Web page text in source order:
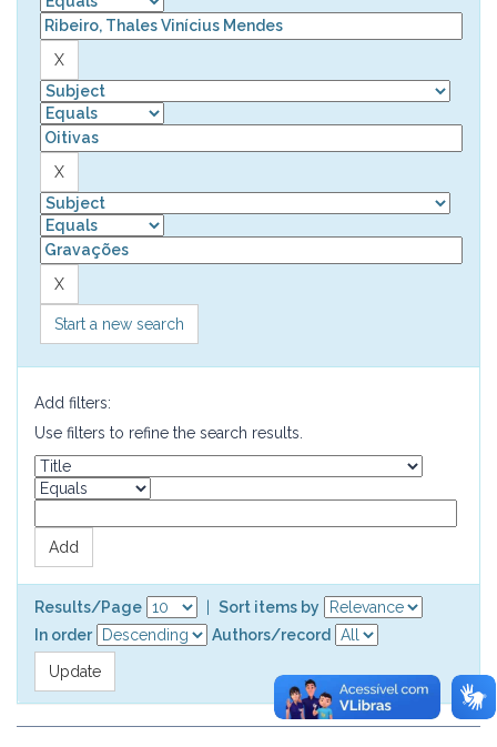
Start a new search
Add filters:
Use filters to refine the search results.
Results/Page
Sort items by
In order
Authors/record